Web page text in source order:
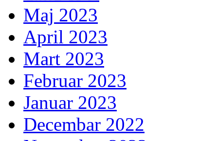
Maj 2023
April 2023
Mart 2023
Februar 2023
Januar 2023
Decembar 2022